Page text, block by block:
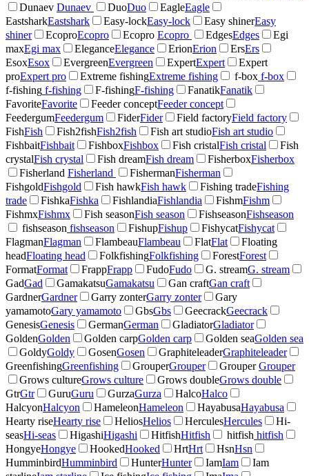
Dunaev Dunaev DuoDuo EagleEagle
EastsharkEastshark Easy-lockEasy-lock Easy shinerEasy
shiner
EcoproEcopro Ecopro Ecopro EdgesEdges
Egi
maxEgi max EleganceElegance ErionErion ErsErs
EsoxEsox EvergreenEvergreen ExpertExpert
Expert
proExpert pro Extreme fishingExtreme fishing f-box f-box
f-fishing f-fishing F-fishingF-fishing FanatikFanatik
FavoriteFavorite Feeder conceptFeeder concept
FeedergumFeedergum FiderFider Field factoryField factory
FishFish Fish2fishFish2fish Fish art studioFish art studio
FishbaitFishbait FishboxFishbox Fish cristalFish cristal
Fish
crystalFish crystal Fish dreamFish dream FisherboxFisherbox
Fisherland Fisherland FishermanFisherman
FishgoldFishgold Fish hawkFish hawk Fishing tradeFishing
trade
FishkaFishka FishlandiaFishlandia FishmFishm
FishmxFishmx Fish seasonFish season FishseasonFishseason
fishseason fishseason FishupFishup FishycatFishycat
FlagmanFlagman FlambeauFlambeau FlatFlat
Floating
headFloating head FolkfishingFolkfishing ForestForest
FormatFormat FrappFrapp FudoFudo G. streamG. stream
GadGad GamakatsuGamakatsu Gan craftGan craft
GardnerGardner Garry zonterGarry zonter
Gary
yamamotoGary yamamoto GbsGbs GeecrackGeecrack
GenesisGenesis GermanGerman GladiatorGladiator
GoldenGolden Golden carpGolden carp Golden seaGolden sea
GoldyGoldy GosenGosen GraphiteleaderGraphiteleader
GreenfishingGreenfishing GrouperGrouper GrouperGrouper
Grows cultureGrows culture Grows doubleGrows double
GtrGtr GuruGuru GurzaGurza HalcoHalco
HalcyonHalcyon HameleonHameleon HayabusaHayabusa
Hearty riseHearty rise HeliosHelios HerculesHercules
Hi-
seasHi-seas HigashiHigashi HitfishHitfish hitfish hitfish
HongyeHongye HookedHooked HrtHrt HsnHsn
HumminbirdHumminbird HunterHunter IamIam
Iam